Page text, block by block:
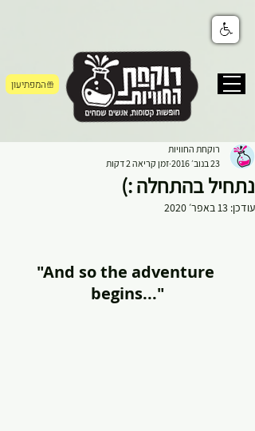
המפתיעון
נתחיל בהתחלה :)
רוקחת החוויות
23 בנוב׳ 2016
זמן קריאה 2 דקות
עודכן: 13 באפר׳ 2020
"And so the adventure
begins..."